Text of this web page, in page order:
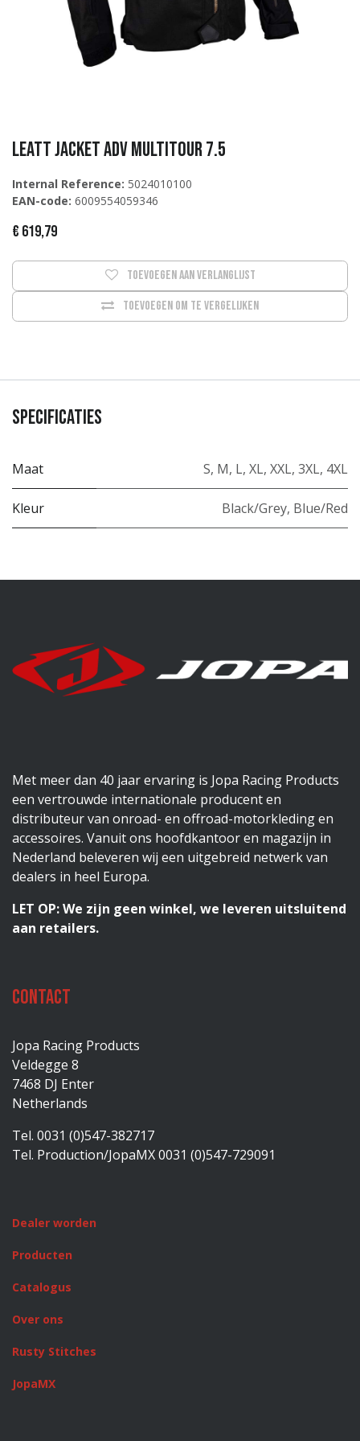
Leatt Jacket ADV MultiTour 7.5
Internal Reference: 5024010100
EAN-code: 6009554059346
€ 619,79
Toevoegen om te vergelijken
Toevoegen aan verlanglijst
Specificaties
Maat S, M, L, XL, XXL, 3XL, 4XL
Kleur Black/Grey, Blue/Red
Met meer dan 40 jaar ervaring is Jopa Racing Products
een vertrouwde internationale producent en
distributeur van onroad- en offroad-motorkleding en
accessoires. Vanuit ons hoofdkantoor en magazijn in
Nederland beleveren wij een uitgebreid netwerk van
dealers in heel Europa.
LET OP: We zijn geen winkel, we leveren uitsluitend
aan retailers.
Contact
Jopa Racing Products
Veldegge 8
7468 DJ Enter
Netherlands
Tel. 0031 (0)547-382717
Tel. Production/JopaMX 0031 (0)547-729091
Dealer worden
Producten
Catalogus
Over ons
Rusty Stitches
JopaMX